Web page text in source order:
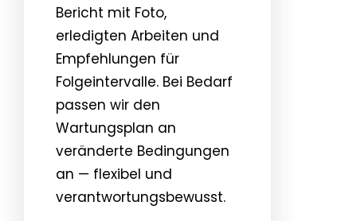
Bericht mit Foto,
erledigten Arbeiten und
Empfehlungen für
Folgeintervalle. Bei Bedarf
passen wir den
Wartungsplan an
veränderte Bedingungen
an — flexibel und
verantwortungsbewusst.